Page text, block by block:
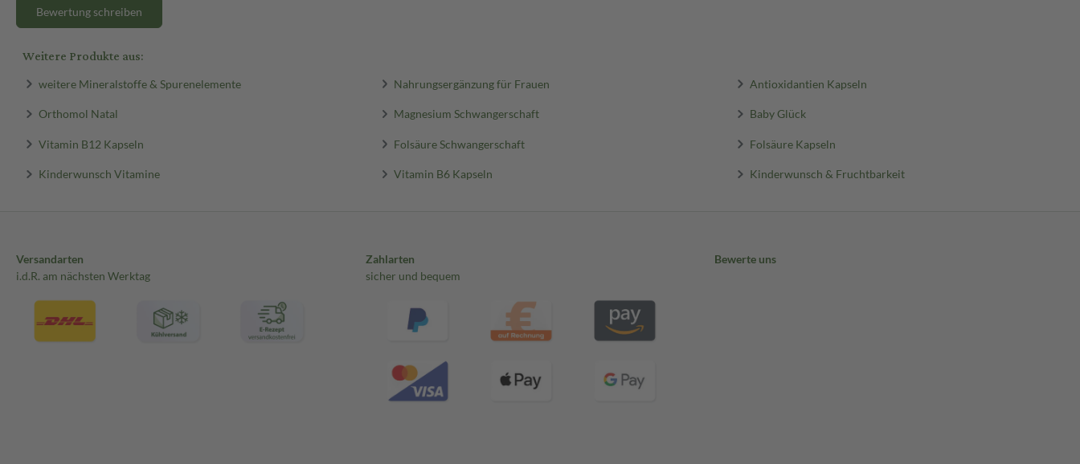
Bewertung schreiben
Weitere Produkte aus:
weitere Mineralstoffe & Spurenelemente Nahrungsergänzung für Frauen Antioxidantien Kapseln
Orthomol Natal Magnesium Schwangerschaft Baby Glück
Vitamin B12 Kapseln Folsäure Schwangerschaft Folsäure Kapseln
Kinderwunsch Vitamine Vitamin B6 Kapseln Kinderwunsch & Fruchtbarkeit
Versandarten
i.d.R. am nächsten Werktag
Zahlarten
sicher und bequem
Bewerte uns